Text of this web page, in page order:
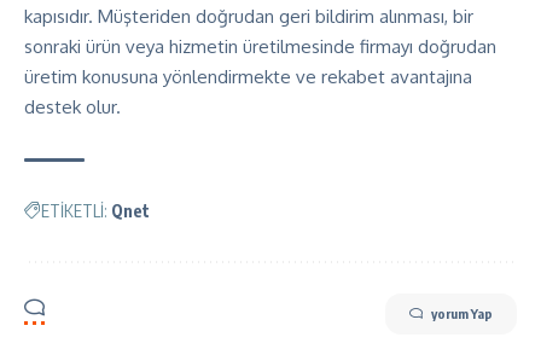
kapısıdır. Müşteriden doğrudan geri bildirim alınması, bir
sonraki ürün veya hizmetin üretilmesinde firmayı doğrudan
üretim konusuna yönlendirmekte ve rekabet avantajına
destek olur.
ETİKETLİ: Qnet
yorum Yap